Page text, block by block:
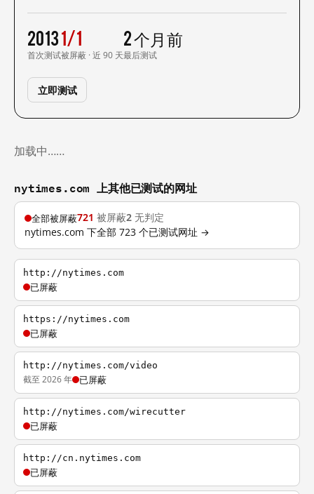
2013
首次测试
1/1
被屏蔽 · 近 90 天
2 个月前
最后测试
立即测试
加载中……
nytimes.com 上其他已测试的网址
全部被屏蔽721 被屏蔽2 无判定
nytimes.com 下全部 723 个已测试网址 →
http://nytimes.com
已屏蔽
https://nytimes.com
已屏蔽
http://nytimes.com/video
截至 2026 年 已屏蔽
http://nytimes.com/wirecutter
已屏蔽
http://cn.nytimes.com
已屏蔽